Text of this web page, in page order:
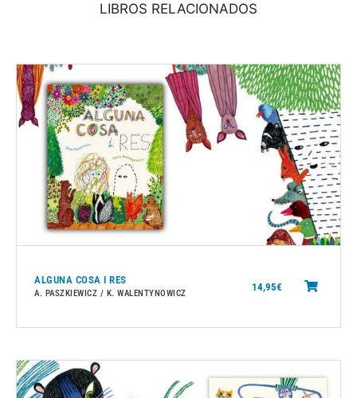
LIBROS RELACIONADOS
ALGUNA COSA I RES
A. PASZKIEWICZ / K. WALENTYNOWICZ 14,95€